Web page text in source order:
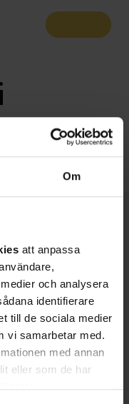
Om
att anpassa
och analysera
identifierare
till de sociala medier
vi samarbetar med.
med annan
eller som de har